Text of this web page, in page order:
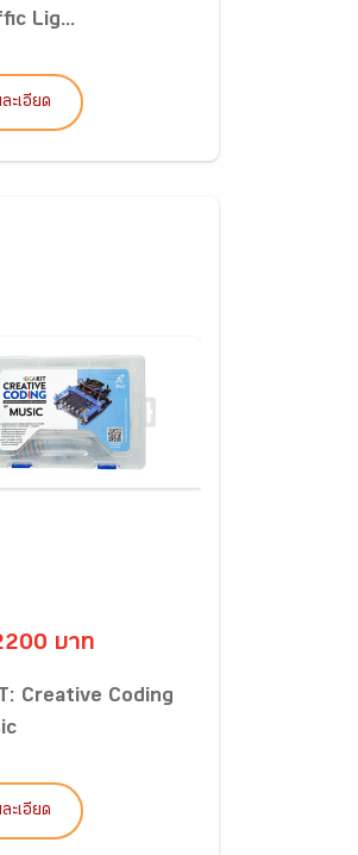
Lig...
ะเอียด
บาท
Creative Coding
ะเอียด